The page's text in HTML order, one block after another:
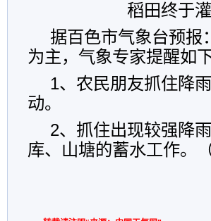
稻田终于
据百色市气象台预报
为主，气象专家提醒如下
1、农民朋友抓住降
动。
2、抓住出现较强降
库、山塘的蓄水工作。